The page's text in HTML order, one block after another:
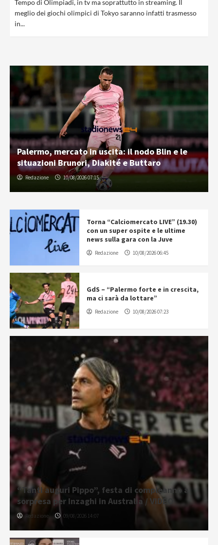
Tempo di Olimpiadi, in tv ma soprattutto in streaming. Il
meglio dei giochi olimpici di Tokyo saranno infatti trasmesso
in...
Palermo, mercato in uscita: il nodo Blin e le
situazioni Brunori, Diakité e Buttaro
Redazione 10/08/2026 07:15
Torna “Calciomercato LIVE” (19.30)
con un super ospite e le ultime
news sulla gara con la Juve
Redazione 10/08/2026 06:45
GdS – “Palermo forte e in crescita,
ma ci sarà da lottare”
Redazione 10/08/2026 07:23
“Tanti auguri Pippo”, festa di compleanno a
sorpresa per Inzaghi in Australia / VIDEO
Redazione 09/08/2026 14:07